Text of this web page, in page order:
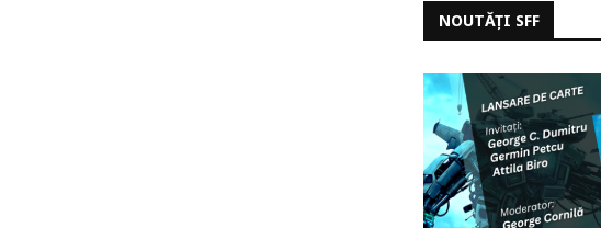
NOUTĂȚI SFF